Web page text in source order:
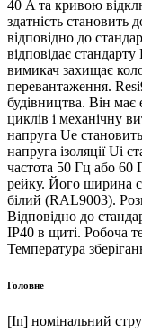
40 A та кривою
здатність
відповідно до
відповідає
вимикач захищає
перевантаження.
будівництва. Він має
циклів і механічну
напруга Ue
напруга ізоляції Ui
частота 50 Гц або
рейку. Його ширина
білий (RAL9003).
Відповідно до
IP40 в щиті. Робоча
Температура
Головне
[In] номінальний